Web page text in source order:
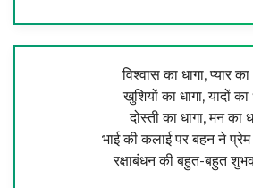
विश्वास का धागा, प्यार का
खुशियों का धागा, यादों का
दोस्ती का धागा, मन का
भाई की कलाई पर बहन ने प्रेम
रक्षाबंधन की बहुत-बहुत